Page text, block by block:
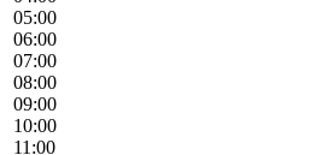
05:00
06:00
07:00
08:00
09:00
10:00
11:00